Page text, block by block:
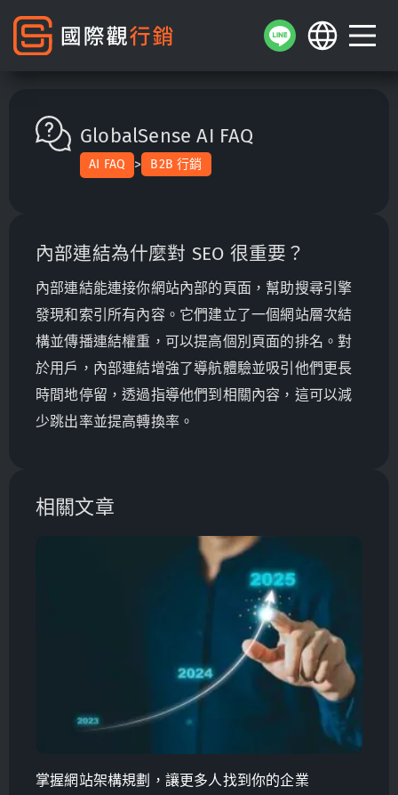
GlobalSense AI FAQ
AI FAQ > B2B 行銷
內部連結為什麼對 SEO 很重要？
內部連結能連接你網站內部的頁面，幫助搜尋引擎
發現和索引所有內容。它們建立了一個網站層次結
構並傳播連結權重，可以提高個別頁面的排名。對
於用戶，內部連結增強了導航體驗並吸引他們更長
時間地停留，透過指導他們到相關內容，這可以減
少跳出率並提高轉換率。
相關文章
掌握網站架構規劃，讓更多人找到你的企業